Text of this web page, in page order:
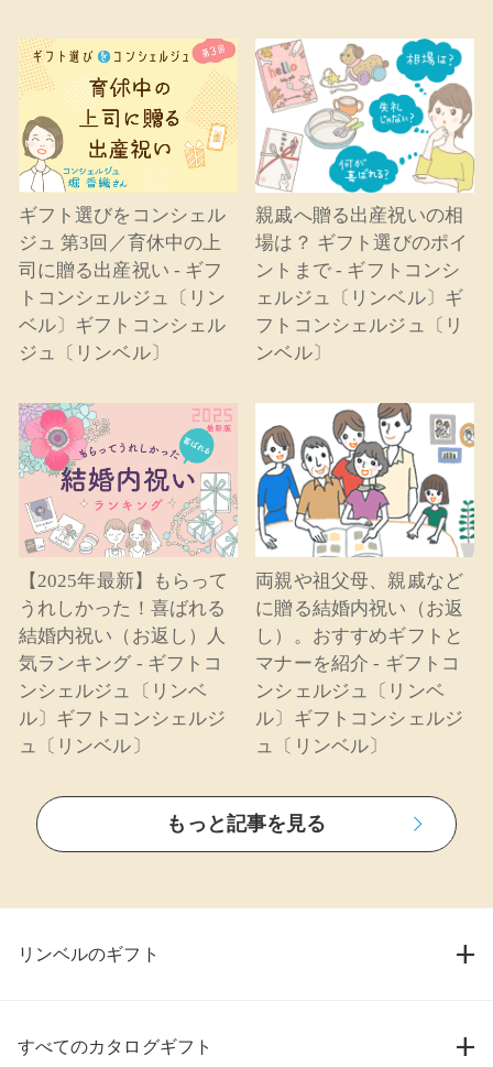
ギフト選びをコンシェル
ジュ 第3回／育休中の上
司に贈る出産祝い - ギフ
トコンシェルジュ〔リン
ベル〕ギフトコンシェル
ジュ〔リンベル〕
親戚へ贈る出産祝いの相
場は？ ギフト選びのポイ
ントまで - ギフトコンシ
ェルジュ〔リンベル〕ギ
フトコンシェルジュ〔リ
ンベル〕
【2025年最新】もらって
うれしかった！喜ばれる
結婚内祝い（お返し）人
気ランキング - ギフトコ
ンシェルジュ〔リンベ
ル〕ギフトコンシェルジ
ュ〔リンベル〕
両親や祖父母、親戚など
に贈る結婚内祝い（お返
し）。おすすめギフトと
マナーを紹介 - ギフトコ
ンシェルジュ〔リンベ
ル〕ギフトコンシェルジ
ュ〔リンベル〕
もっと記事を見る
リンベルのギフト
すべてのカタログギフト